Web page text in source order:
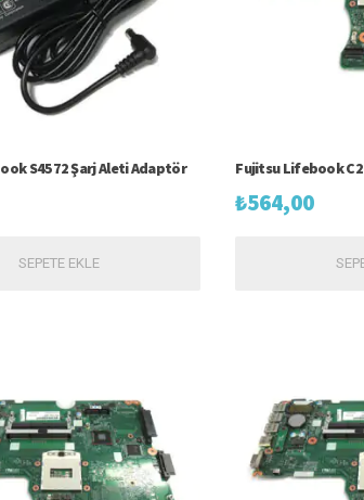
S4572 Şarj Aleti Adaptör
SEPETE EKLE
Fujitsu Lifebook
₺564,00